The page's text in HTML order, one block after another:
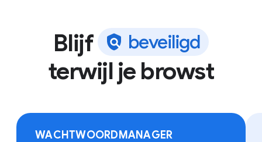
onder meer bookmarks en opgeslagen wachtwoorden.
Blijf beveiligd
terwijl je browst
WACHTWOORDMANAGER